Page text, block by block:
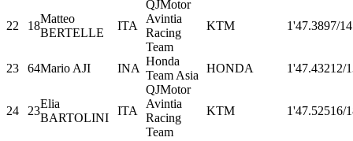
22 18
Matteo
BERTELLE
ITA
QJMotor
Avintia
Racing
Team
KTM 1'47.3897/14
23 64Mario AJI INA
Honda
Team Asia
HONDA 1'47.43212/
24 23
Elia
BARTOLINI
ITA
QJMotor
Avintia
Racing
Team
KTM 1'47.52516/